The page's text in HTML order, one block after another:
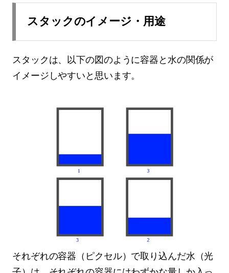
スタックのイメージ・用途
スタックは、以下の図のように容器と水の関係が
イメージしやすいと思います。
それぞれの容器（ピクセル）で取り込んだ水（光